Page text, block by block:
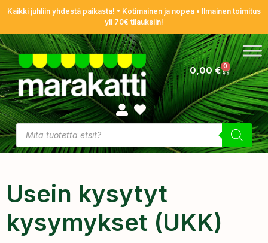
Kaikki juhliin yhdestä paikasta! • Kotimainen ja nopea • Ilmainen toimitus
yli 70€ tilauksiin!
0,00€ 0
Usein kysytyt
kysymykset (UKK)